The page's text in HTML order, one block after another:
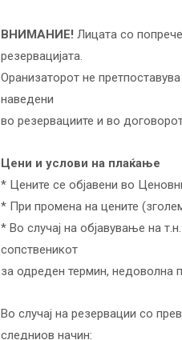
ВНИМАНИЕ! Лицата со
резервацијата.
Оранизаторот не
наведени
во резервациите и во
Цени и услови на плаќање
* Цените се објавени во
* При промена на цените
* Во случај на објавување на
сопственикот
за одреден термин, недоволна
Во случај на резервации со
следниов начин: